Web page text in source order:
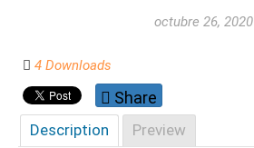
octubre 26, 2020
4 Downloads
Share
Description Preview